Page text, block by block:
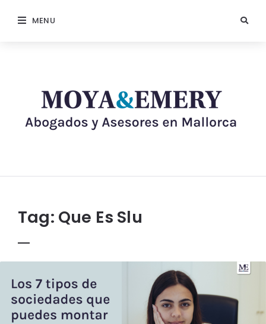
MENU
Tag: Que Es Slu